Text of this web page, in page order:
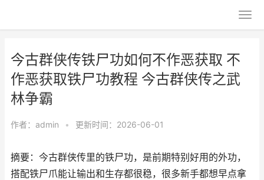
今古群侠传铁尸功如何不作恶获取 不
作恶获取铁尸功教程 今古群侠传之武
林争霸
作者： admin • 更新时间：2026-06-01
摘要：今古群侠传里的铁尸功，是前期特别好用的外功，
搭配铁尸爪能让输出和生存都很稳，很多新手都想早点拿